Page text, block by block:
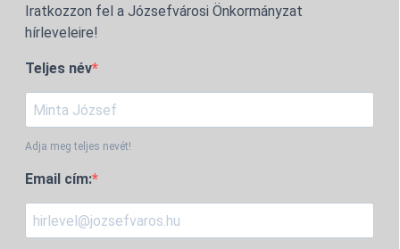
Iratkozzon fel a Józsefvárosi Önkormányzat
hírleveleire!
Teljes név
Adja meg teljes nevét!
Email cím: